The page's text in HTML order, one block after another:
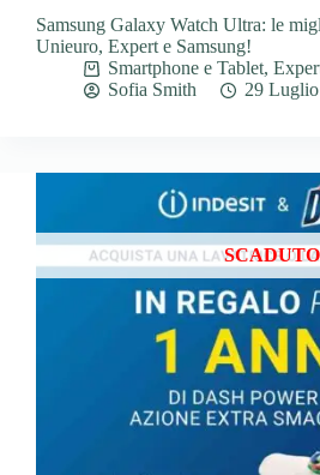
Samsung Galaxy Watch Ultra: le
Unieuro, Expert e Samsung!
Smartphone e Tablet,
Sofia Smith
29
SCADUTO